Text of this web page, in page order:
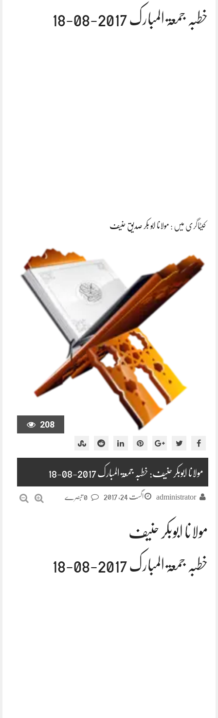
خطبہ جمعۃ المبارک 2017-08-18
کیٹاگری میں : مولانا ابو بکر صدیق حنیف
208
مولانا ابوبکر حنیف: خطبہ جمعۃ المبارک 2017-08-18
administrator اگست 24, 2017
مولانا ابوبکر حنیف
خطبہ جمعۃ المبارک 2017-08-18